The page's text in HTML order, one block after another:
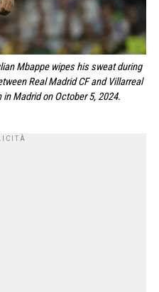
Mbappe wipes his sweat during
Real Madrid CF and Villarreal
Madrid on October 5, 2024.